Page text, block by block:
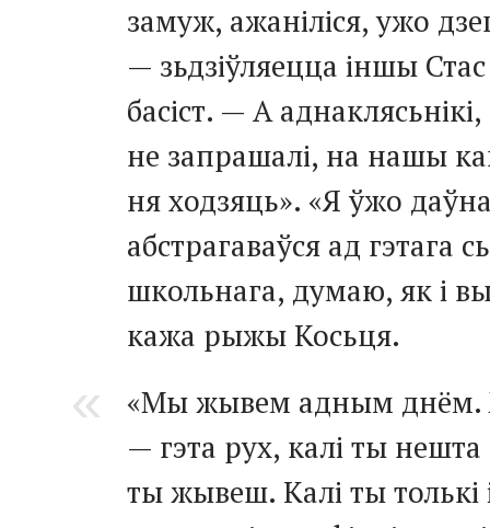
замуж, ажаніліся, ужо
— зьдзіўляецца іншы
басіст. — А аднаклясьнікі,
не запрашалі, на нашы
ня ходзяць». «Я ўжо
абстрагаваўся ад гэтага
школьнага, думаю, як і
кажа рыжы Косьця.
«Мы жывем адным
— гэта рух, калі ты
ты жывеш. Калі ты толькі